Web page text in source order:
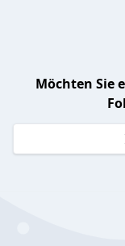
Möchten Sie